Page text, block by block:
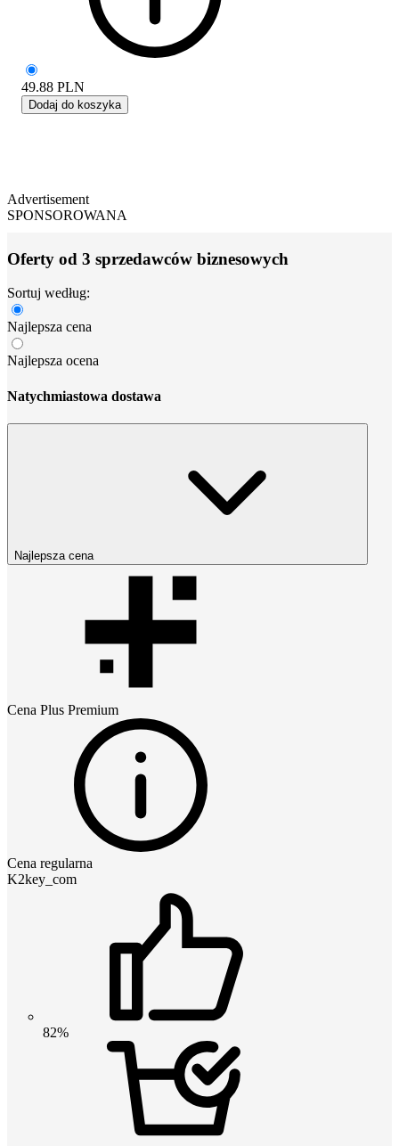
49.88 PLN
Dodaj do koszyka
Advertisement
SPONSOROWANA
Oferty od 3 sprzedawców biznesowych
Sortuj według:
Najlepsza cena
Najlepsza ocena
Natychmiastowa dostawa
Najlepsza cena
Cena Plus Premium
Cena regularna
K2key_com
82%